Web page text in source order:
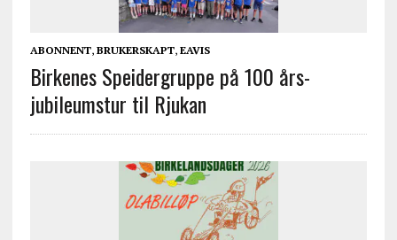
ABONNENT, BRUKERSKAPT, EAVIS
Birkenes Speidergruppe på 100 års-
jubileumstur til Rjukan